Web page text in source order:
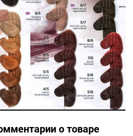
о товаре